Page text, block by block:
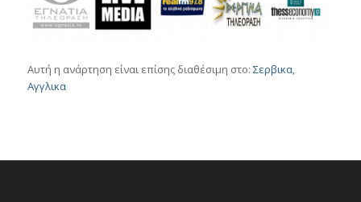
Αυτή η ανάρτηση είναι επίσης διαθέσιμη στο: Σερβικα
Αγγλικα